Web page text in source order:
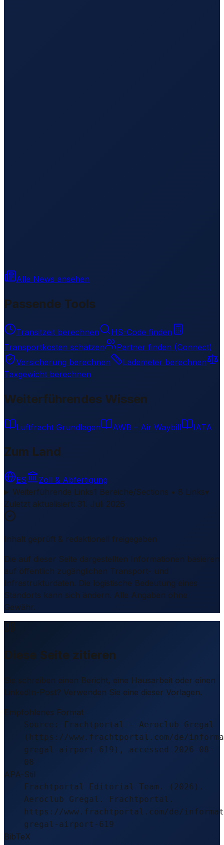
Alle News ansehen
Passende Tools
Transitzeit berechnen
HS-Code finden
Transportkosten schätzen
Partner finden (Connect)
Versicherung berechnen
Lademeter berechnen
Taxgewicht berechnen
Weiterführendes Wissen
Luftfracht Grundlagen AWB – Air Waybill IATA
Zum Land
ES
Zoll & Abfertigung
Weiterführende Links1 Bereiche/Sections • 8 Links▾
Zuletzt aktualisiert: 31. Juli 2026
Inhalt geprüft & redaktionell freigegeben
Die auf dieser Seite dargestellten Informationen basieren
auf öffentlich zugänglichen Transport- und
Infrastrukturdaten. Die logistische Bedeutung eines
Standorts kann sich ändern. Alle Angaben ohne
Gewähr.
Diese Seite zitieren
Sie schreiben einen Bericht, eine Hausarbeit oder einen
LinkedIn-Post? Verwenden Sie eine dieser Vorlagen.
Empfohlenes Format
Source: Frachtportal – Aeroclub Gregal
(https://www.frachtportal.com/de/
gregal-airport-619), accessed 2026-08-
08
APA-Stil
Frachtportal Editorial Team. (2026).
Aeroclub Gregal. Frachtportal.
https://www.frachtportal.com/de/
gregal-airport-619
BibTeX